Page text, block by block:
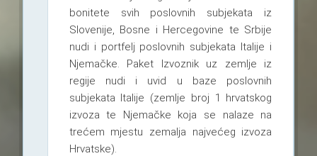
bonitete svih poslovnih subjekata iz
Slovenije, Bosne i Hercegovine te Srbije
nudi i portfelj poslovnih subjekata Italije i
Njemačke. Paket Izvoznik uz zemlje iz
regije nudi i uvid u baze poslovnih
subjekata Italije (zemlje broj 1 hrvatskog
izvoza te Njemačke koja se nalaze na
trećem mjestu zemalja najvećeg izvoza
Hrvatske).